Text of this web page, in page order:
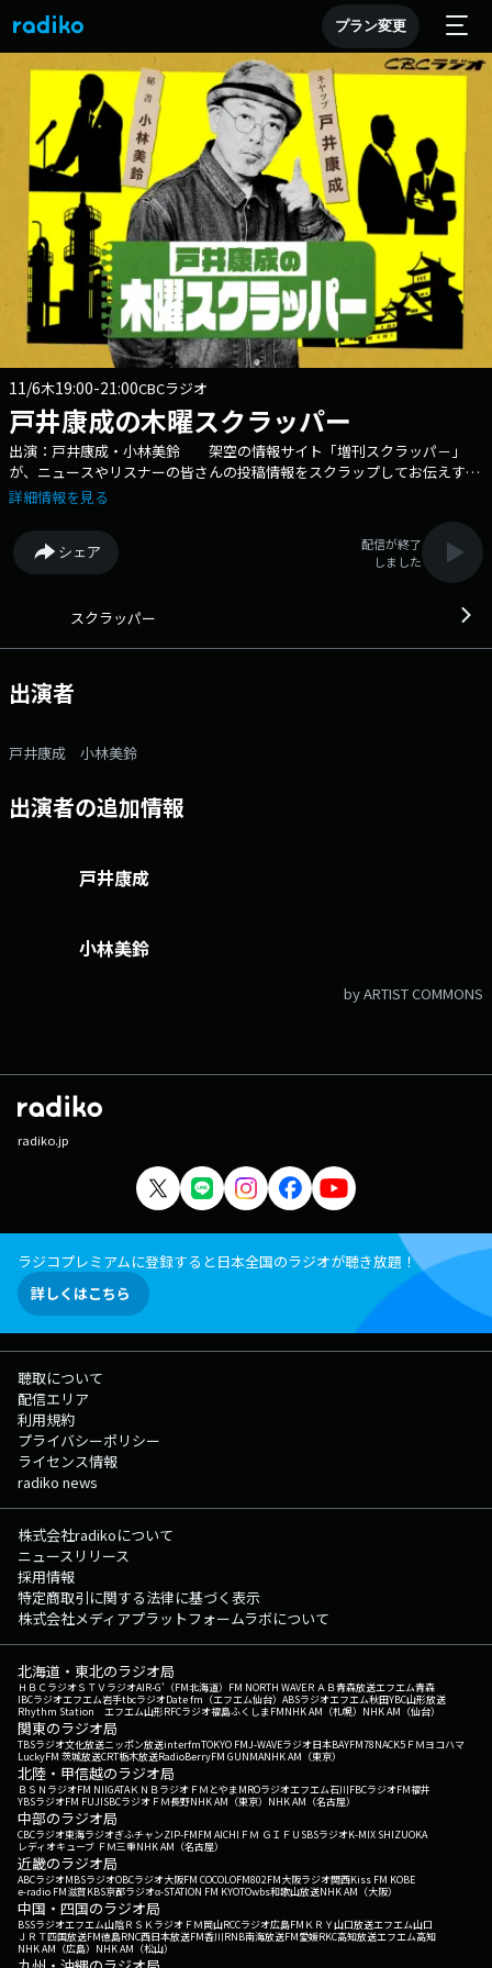
プラン変更
11/6木19:00-21:00CBCラジオ
戸井康成の木曜スクラッパー
出演：戸井康成・小林美鈴 架空の情報サイト「増刊スクラッパ－」
が、ニュースやリスナーの皆さんの投稿情報をスクラップしてお伝えする
番組です。 番組へのおたよりは こちら
詳細情報を見る
シェア
配信が終了
しました
スクラッパー
出演者
戸井康成 小林美鈴
出演者の追加情報
戸井康成
小林美鈴
by ARTIST COMMONS
radiko.jp
ラジコプレミアムに登録すると日本全国のラジオが聴き放題！
詳しくはこちら
聴取について
配信エリア
利用規約
プライバシーポリシー
ライセンス情報
radiko news
株式会社radikoについて
ニュースリリース
採用情報
特定商取引に関する法律に基づく表示
株式会社メディアプラットフォームラボについて
北海道・東北のラジオ局
ＨＢＣラジオＳＴＶラジオAIR-G'（FM北海道） FM NORTH WAVEＲＡＢ青森放送エフエム青森
IBCラジオエフエム岩手tbcラジオDate fm（エフエム仙台） ABSラジオエフエム秋田YBC山形放送
Rhythm Station エフエム山形RFCラジオ福島ふくしまFMNHK AM（札幌） NHK AM（仙台）
関東のラジオ局
TBSラジオ文化放送ニッポン放送interfmTOKYO FMJ-WAVEラジオ日本BAYFM78NACK5 ＦＭヨコハマ
LuckyFM 茨城放送CRT栃木放送RadioBerryFM GUNMANHK AM（東京）
北陸・甲信越のラジオ局
ＢＳＮラジオFM NIIGATAＫＮＢラジオ ＦＭとやまMROラジオエフエム石川FBCラジオFM福井
YBSラジオFM FUJISBCラジオ ＦＭ長野NHK AM（東京） NHK AM（名古屋）
中部のラジオ局
CBCラジオ東海ラジオぎふチャンZIP-FMFM AICHI ＦＭ ＧＩＦＵ SBSラジオK-MIX SHIZUOKA
レディオキューブ ＦＭ三重NHK AM（名古屋）
近畿のラジオ局
ABCラジオMBSラジオOBCラジオ大阪FM COCOLOFM802FM大阪ラジオ関西Kiss FM KOBE
e-radio FM滋賀KBS京都ラジオα-STATION FM KYOTOwbs和歌山放送NHK AM（大阪）
中国・四国のラジオ局
BSSラジオエフエム山陰ＲＳＫラジオ ＦＭ岡山RCCラジオ広島FM ＫＲＹ山口放送エフエム山口
ＪＲＴ四国放送FM徳島RNC西日本放送FM香川RNB南海放送FM愛媛RKC高知放送エフエム高知
NHK AM（広島） NHK AM（松山）